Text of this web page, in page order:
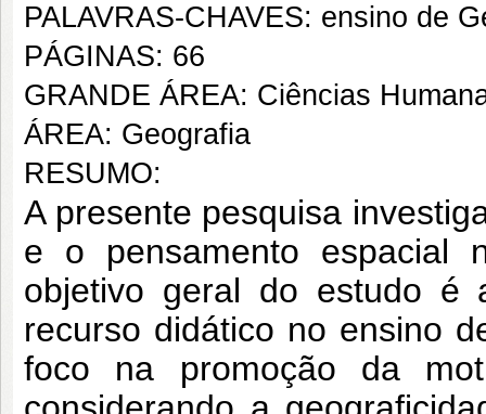
PALAVRAS-CHAVES: ensino de
PÁGINAS: 66
GRANDE ÁREA: Ciências
ÁREA: Geografia
RESUMO:
A presente pesquisa
e o pensamento espacial
objetivo geral do estudo é
recurso didático no ensino
foco na promoção da